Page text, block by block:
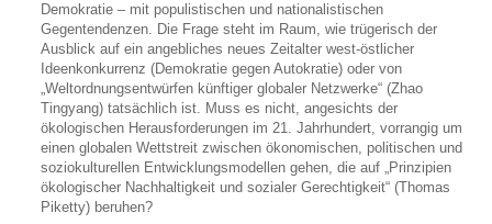
Demokratie – mit populistischen und nationalistischen
Gegentendenzen. Die Frage steht im Raum, wie trügerisch der
Ausblick auf ein angebliches neues Zeitalter west-östlicher
Ideenkonkurrenz (Demokratie gegen Autokratie) oder von
„Weltordnungsentwürfen künftiger globaler Netzwerke“ (Zhao
Tingyang) tatsächlich ist. Muss es nicht, angesichts der
ökologischen Herausforderungen im 21. Jahrhundert, vorrangig um
einen globalen Wettstreit zwischen ökonomischen, politischen und
soziokulturellen Entwicklungsmodellen gehen, die auf „Prinzipien
ökologischer Nachhaltigkeit und sozialer Gerechtigkeit“ (Thomas
Piketty) beruhen?